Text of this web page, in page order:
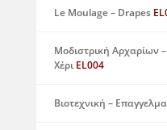
Le Moulage – Drapes
Μοδιστρική Αρχαρίων
ΧέριEL004
Βιοτεχνική –